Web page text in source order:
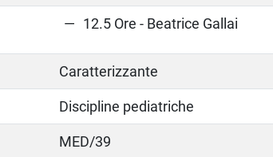
12.5 Ore - Beatrice Gallai
Caratterizzante
Discipline pediatriche
MED/39